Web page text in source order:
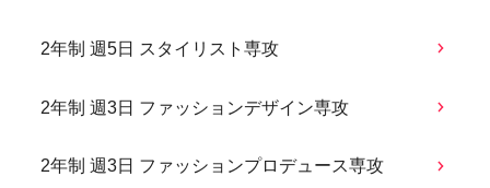
2年制 週5日 スタイリスト専攻
2年制 週3日 ファッションデザイン専攻
2年制 週3日 ファッションプロデュース専攻